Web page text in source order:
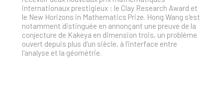
internationaux prestigieux : le Clay Research Award et
le New Horizons in Mathematics Prize. Hong Wang s'est
notamment distinguée en annonçant une preuve de la
conjecture de Kakeya en dimension trois, un problème
ouvert depuis plus d’un siècle, à l’interface entre
l'analyse et la géométrie.